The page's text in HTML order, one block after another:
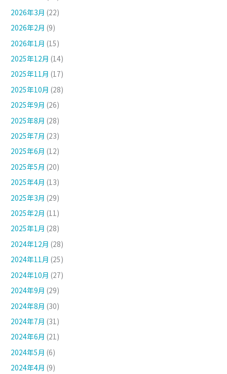
2026年3月 (22)
2026年2月 (9)
2026年1月 (15)
2025年12月 (14)
2025年11月 (17)
2025年10月 (28)
2025年9月 (26)
2025年8月 (28)
2025年7月 (23)
2025年6月 (12)
2025年5月 (20)
2025年4月 (13)
2025年3月 (29)
2025年2月 (11)
2025年1月 (28)
2024年12月 (28)
2024年11月 (25)
2024年10月 (27)
2024年9月 (29)
2024年8月 (30)
2024年7月 (31)
2024年6月 (21)
2024年5月 (6)
2024年4月 (9)